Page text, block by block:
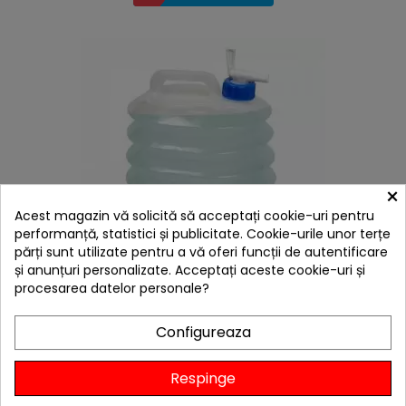
Bidon pliabil cu robinet pentru camping 7.5l
137,27 lei
Niciun review
Stoc furnizor
×
Acest magazin vă solicită să acceptați cookie-uri pentru
performanță, statistici și publicitate. Cookie-urile unor terțe
părți sunt utilizate pentru a vă oferi funcții de autentificare
și anunțuri personalizate. Acceptați aceste cookie-uri și
procesarea datelor personale?
Configureaza
Respinge